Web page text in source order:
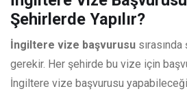
Şehirlerde Yapılır?
İngiltere vize başvurusu
gerekir. Her şehirde bu vize için
İngiltere vize başvurusu